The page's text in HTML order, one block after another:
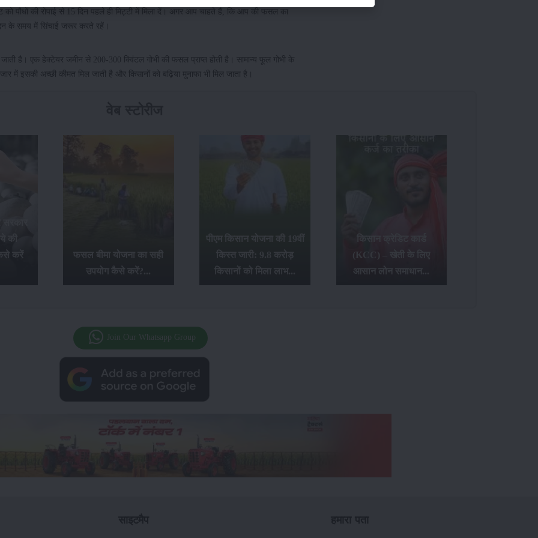
को पौधों की रोपाई से 15 दिन पहले ही मिट्टी में मिला दें। अगर आप चाहते हैं, कि आप की फसल का
के समय में सिंचाई जरूर करते रहें।
जाती है। एक हेक्टेयर जमीन से 200-300 क्विंटल गोभी की फसल प्राप्त होती है। सामान्य फूल गोभी के
में इसकी अच्छी कीमत मिल जाती है और किसानों को बढ़िया मुनाफा भी मिल जाता है।
की
करें
फसल बीमा योजना का सही
उपयोग कैसे करें?...
पीएम किसान योजना की 19वीं
किस्त जारी: 9.8 करोड़
किसानों को मिला लाभ...
किसान क्रेडिट कार्ड
(KCC) – खेती के लिए
आसान लोन समाधान...
Join Our Whatsapp Group